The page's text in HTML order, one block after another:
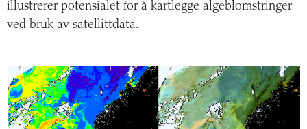
illustrerer potensialet for å kartlegge algeblomstringer
ved bruk av satellittdata.